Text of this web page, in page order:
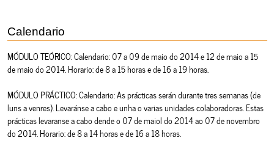
Calendario
MÓDULO TEÓRICO: Calendario: 07 a 09 de maio do 2014 e 12 de maio a 15
de maio do 2014. Horario: de 8 a 15 horas e de 16 a 19 horas.
MÓDULO PRÁCTICO: Calendario: As prácticas serán durante tres semanas (de
luns a venres). Levaránse a cabo e unha o varias unidades colaboradoras. Estas
prácticas levaranse a cabo dende o 07 de maiol do 2014 ao 07 de novembro
do 2014. Horario: de 8 a 14 horas e de 16 a 18 horas.